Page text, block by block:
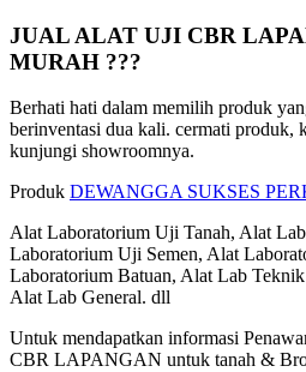
JUAL ALAT UJI CBR
MURAH ???
Berhati hati dalam memilih produk
berinventasi dua kali. cermati produk,
kunjungi showroomnya.
Produk DEWANGGA SUKSES
Alat Laboratorium Uji Tanah, Alat
Laboratorium Uji Semen, Alat
Laboratorium Batuan, Alat Lab
Alat Lab General. dll
Untuk mendapatkan informasi
CBR LAPANGAN untuk tanah &